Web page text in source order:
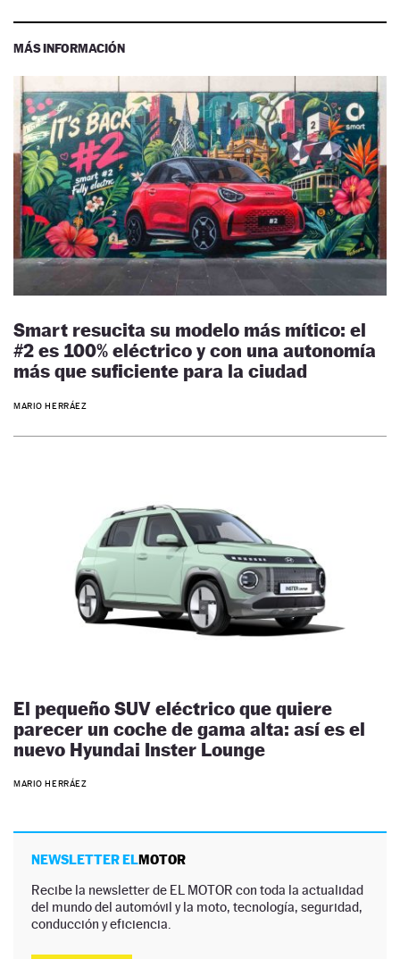
MÁS INFORMACIÓN
Smart resucita su modelo más mítico: el
#2 es 100% eléctrico y con una autonomía
más que suficiente para la ciudad
MARIO HERRÁEZ
El pequeño SUV eléctrico que quiere
parecer un coche de gama alta: así es el
nuevo Hyundai Inster Lounge
MARIO HERRÁEZ
NEWSLETTER ELMOTOR
Recibe la newsletter de EL MOTOR con toda la actualidad
del mundo del automóvil y la moto, tecnología, seguridad,
conducción y eficiencia.